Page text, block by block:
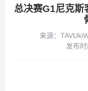
总决赛G1尼克斯
来源：
发布